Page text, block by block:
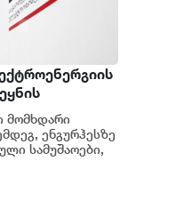
საქართველოს
მომხდარი
ენგურჰესზე
სამუშაოები,